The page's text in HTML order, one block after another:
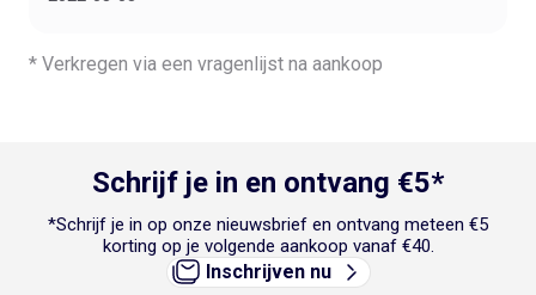
* Verkregen via een vragenlijst na aankoop
Schrijf je in en ontvang €5*
*Schrijf je in op onze nieuwsbrief en ontvang meteen €5
korting op je volgende aankoop vanaf €40.
Inschrijven nu